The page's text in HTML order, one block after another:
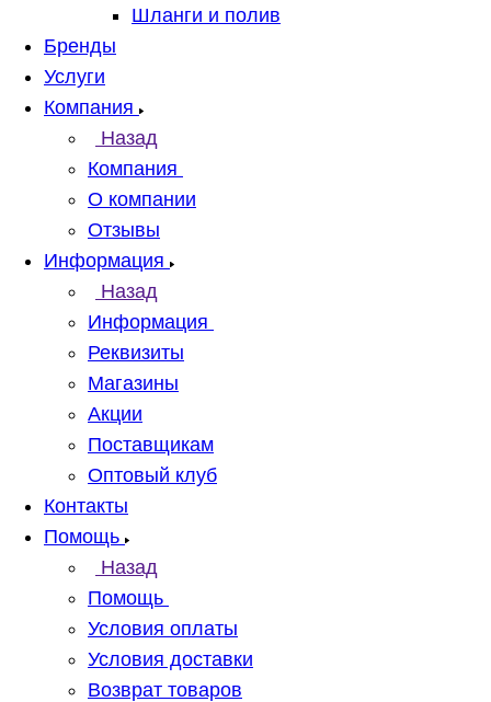
Шланги и полив
Бренды
Услуги
Компания
Назад
Компания
О компании
Отзывы
Информация
Назад
Информация
Реквизиты
Магазины
Акции
Поставщикам
Оптовый клуб
Контакты
Помощь
Назад
Помощь
Условия оплаты
Условия доставки
Возврат товаров